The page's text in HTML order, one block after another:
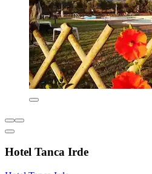
Hotel Tanca Irde